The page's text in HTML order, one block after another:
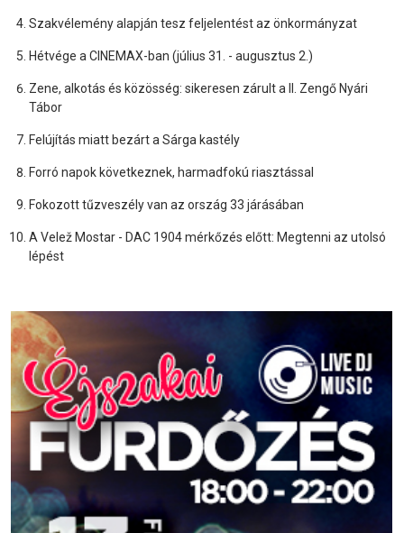
Szakvélemény alapján tesz feljelentést az önkormányzat
Hétvége a CINEMAX-ban (július 31. - augusztus 2.)
Zene, alkotás és közösség: sikeresen zárult a II. Zengő Nyári
Tábor
Felújítás miatt bezárt a Sárga kastély
Forró napok következnek, harmadfokú riasztással
Fokozott tűzveszély van az ország 33 járásában
A Velež Mostar - DAC 1904 mérkőzés előtt: Megtenni az utolsó
lépést